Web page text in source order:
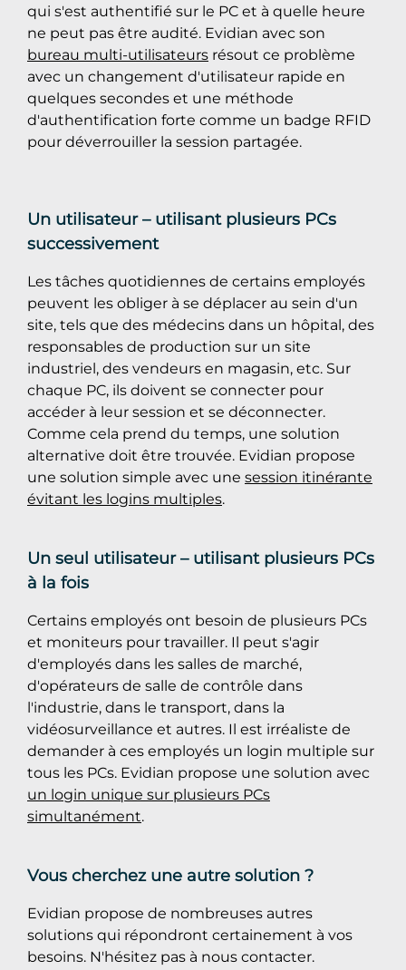
qui s'est authentifié sur le PC et à quelle heure
ne peut pas être audité. Evidian avec son
bureau multi-utilisateurs résout ce problème
avec un changement d'utilisateur rapide en
quelques secondes et une méthode
d'authentification forte comme un badge RFID
pour déverrouiller la session partagée.
Un utilisateur – utilisant plusieurs PCs
successivement
Les tâches quotidiennes de certains employés
peuvent les obliger à se déplacer au sein d'un
site, tels que des médecins dans un hôpital, des
responsables de production sur un site
industriel, des vendeurs en magasin, etc. Sur
chaque PC, ils doivent se connecter pour
accéder à leur session et se déconnecter.
Comme cela prend du temps, une solution
alternative doit être trouvée. Evidian propose
une solution simple avec une session itinérante
évitant les logins multiples.
Un seul utilisateur – utilisant plusieurs PCs
à la fois
Certains employés ont besoin de plusieurs PCs
et moniteurs pour travailler. Il peut s'agir
d'employés dans les salles de marché,
d'opérateurs de salle de contrôle dans
l'industrie, dans le transport, dans la
vidéosurveillance et autres. Il est irréaliste de
demander à ces employés un login multiple sur
tous les PCs. Evidian propose une solution avec
un login unique sur plusieurs PCs
simultanément.
Vous cherchez une autre solution ?
Evidian propose de nombreuses autres
solutions qui répondront certainement à vos
besoins. N'hésitez pas à nous contacter.